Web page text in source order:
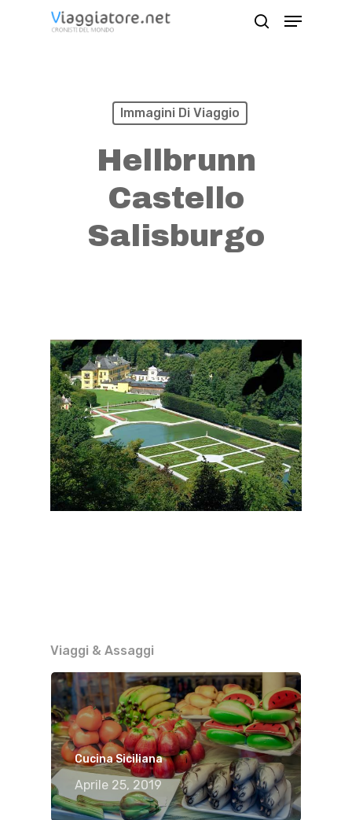
Menu
Immagini Di Viaggio
Hellbrunn
Castello
Salisburgo
Viaggi & Assaggi
Cucina Siciliana
Aprile 25, 2019